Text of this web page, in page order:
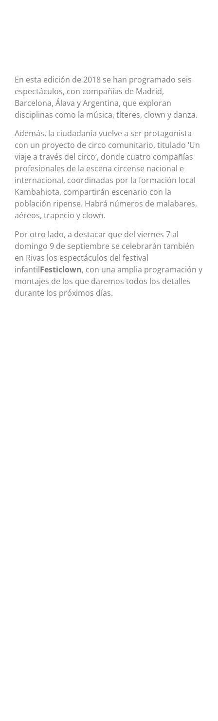
En esta edición de 2018 se han programado seis
espectáculos, con compañías de Madrid,
Barcelona, Álava y Argentina, que exploran
disciplinas como la música, títeres, clown y danza.
Además, la ciudadanía vuelve a ser protagonista
con un proyecto de circo comunitario, titulado ‘Un
viaje a través del circo’, donde cuatro compañías
profesionales de la escena circense nacional e
internacional, coordinadas por la formación local
Kambahiota, compartirán escenario con la
población ripense. Habrá números de malabares,
aéreos, trapecio y clown.
Por otro lado, a destacar que del viernes 7 al
domingo 9 de septiembre se celebrarán también
en Rivas los espectáculos del festival
infantilFesticlown, con una amplia programación y
montajes de los que daremos todos los detalles
durante los próximos días.